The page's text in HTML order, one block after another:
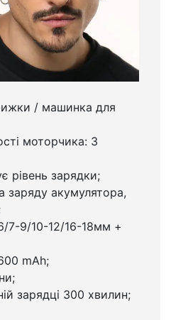
/ машинка для
моторчика: 3
рівень зарядки;
заряду акумулятора,
7-9/10-12/16-18мм +
mAh;
зарядці 300 хвилин;